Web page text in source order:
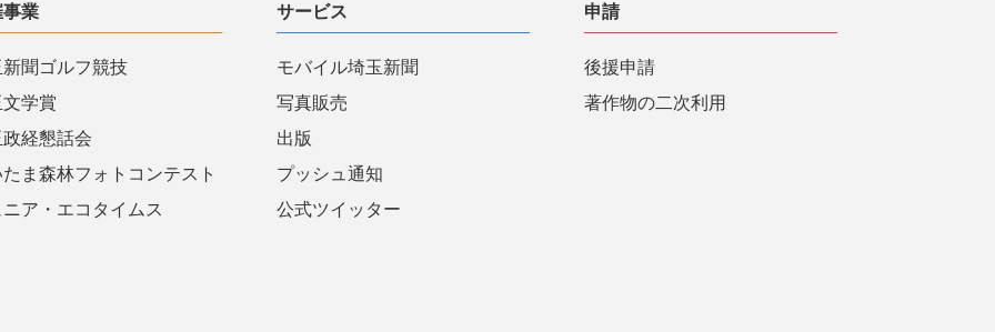
事業
聞ゴルフ競技
学賞
経懇話会
たま森林フォトコンテスト
ニア・エコタイムス
サービス
モバイル埼玉新聞
写真販売
出版
プッシュ通知
公式ツイッター
申請
後援申請
著作物の二次利用